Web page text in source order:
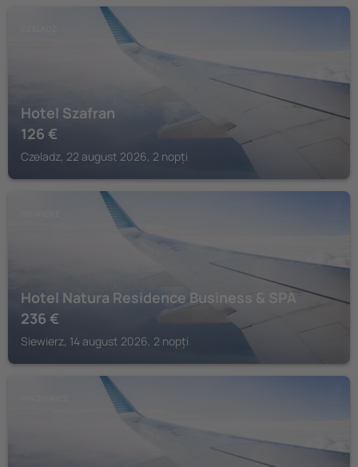
Hotel Szafran
126 €
Czeladz, 22 august 2026, 2 nopți
Hotel Natura Residence Business & SPA
236 €
Siewierz, 14 august 2026, 2 nopți